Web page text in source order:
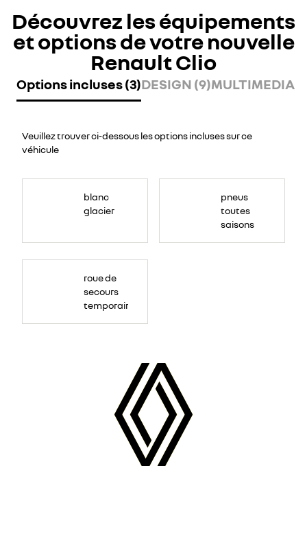
Découvrez les équipements
et options de votre nouvelle
Renault Clio
Options incluses (3)DESIGN (9)MULTIMEDIA
Veuillez trouver ci-dessous les options incluses sur ce
véhicule
blanc
glacier
pneus
toutes
saisons
roue de
secours
temporaire